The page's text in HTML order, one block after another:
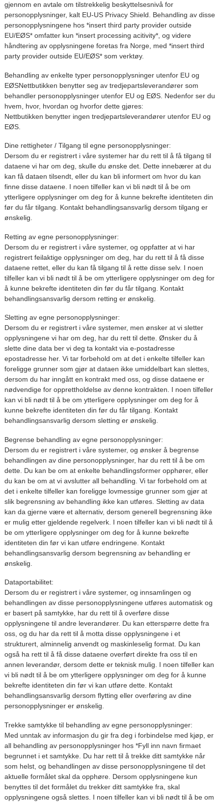
gjennom en avtale om tilstrekkelig beskyttelsesnivå for
personopplysninger, kalt EU-US Privacy Shield. Behandling av disse
personopplysningene hos *insert third party provider outside
EU/EØS* omfatter kun *insert processing acitivity*, og videre
håndtering av opplysningene foretas fra Norge, med *insert third
party provider outside EU/EØS* som verktøy.
Behandling av enkelte typer personopplysninger utenfor EU og
EØSNettbutikken benytter seg av tredjepartsleverandører som
behandler personopplysninger utenfor EU og EØS. Nedenfor ser du
hvem, hvor, hvordan og hvorfor dette gjøres:
Nettbutikken benytter ingen tredjepartsleverandører utenfor EU og
EØS.
Dine rettigheter / Tilgang til egne personopplysninger:
Dersom du er registrert i våre systemer har du rett til å få tilgang til
dataene vi har om deg, skulle du ønske det. Dette innebærer at du
kan få dataen tilsendt, eller du kan bli informert om hvor du kan
finne disse dataene. I noen tilfeller kan vi bli nødt til å be om
ytterligere opplysninger om deg for å kunne bekrefte identiteten din
før du får tilgang. Kontakt behandlingsansvarlig dersom tilgang er
ønskelig.
Retting av egne personopplysninger:
Dersom du er registrert i våre systemer, og oppfatter at vi har
registrert feilaktige opplysninger om deg, har du rett til å få disse
dataene rettet, eller du kan få tilgang til å rette disse selv. I noen
tilfeller kan vi bli nødt til å be om ytterligere opplysninger om deg for
å kunne bekrefte identiteten din før du får tilgang. Kontakt
behandlingsansvarlig dersom retting er ønskelig.
Sletting av egne personopplysninger:
Dersom du er registrert i våre systemer, men ønsker at vi sletter
opplysningene vi har om deg, har du rett til dette. Ønsker du å
slette dine data ber vi deg ta kontakt via e-postadresse
epostadresse her. Vi tar forbehold om at det i enkelte tilfeller kan
foreligge grunner som gjør at dataen ikke umiddelbart kan slettes,
dersom du har inngått en kontrakt med oss, og disse dataene er
nødvendige for opprettholdelse av denne kontrakten. I noen tilfeller
kan vi bli nødt til å be om ytterligere opplysninger om deg for å
kunne bekrefte identiteten din før du får tilgang. Kontakt
behandlingsansvarlig dersom sletting er ønskelig.
Begrense behandling av egne personopplysninger:
Dersom du er registrert i våre systemer, og ønsker å begrense
behandlingen av dine personopplysninger, har du rett til å be om
dette. Du kan be om at enkelte behandlingsformer opphører, eller
du kan be om at vi avslutter all behandling. Vi tar forbehold om at
det i enkelte tilfeller kan foreligge lovmessige grunner som gjør at
slik begrensning av behandling ikke kan utføres. Sletting av data
kan da gjerne være et alternativ, dersom generell begrensning ikke
er mulig etter gjeldende regelverk. I noen tilfeller kan vi bli nødt til å
be om ytterligere opplysninger om deg for å kunne bekrefte
identiteten din før vi kan utføre endringene. Kontakt
behandlingsansvarlig dersom begrensning av behandling er
ønskelig.
Dataportabilitet:
Dersom du er registrert i våre systemer, og innsamlingen og
behandlingen av disse personopplysningene utføres automatisk og
er basert på samtykke, har du rett til å overføre disse
opplysningene til andre leverandører. Du kan etterspørre dette fra
oss, og du har da rett til å motta disse opplysningene i et
strukturert, alminnelig anvendt og maskinleselig format. Du kan
også ha rett til å få disse dataene overført direkte fra oss til en
annen leverandør, dersom dette er teknisk mulig. I noen tilfeller kan
vi bli nødt til å be om ytterligere opplysninger om deg for å kunne
bekrefte identiteten din før vi kan utføre dette. Kontakt
behandlingsansvarlig dersom flytting eller overføring av dine
personopplysninger er ønskelig.
Trekke samtykke til behandling av egne personopplysninger:
Med unntak av informasjon du gir fra deg i forbindelse med kjøp, er
all behandling av personopplysninger hos *Fyll inn navn firmaet
begrunnet i et samtykke. Du har rett til å trekke ditt samtykke når
som helst, og behandlingen av disse personopplysningene til det
aktuelle formålet skal da opphøre. Dersom opplysningene kun
benyttes til det formålet du trekker ditt samtykke fra, skal
opplysningene også slettes. I noen tilfeller kan vi bli nødt til å be om